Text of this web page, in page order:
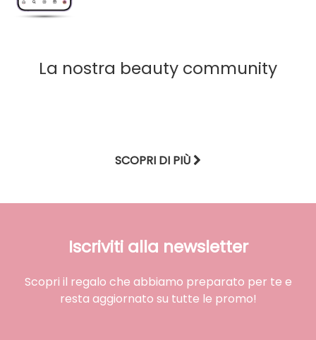
La nostra beauty community
SCOPRI DI PIÙ
Iscriviti alla newsletter
Scopri il regalo che abbiamo preparato per te e
resta aggiornato su tutte le promo!